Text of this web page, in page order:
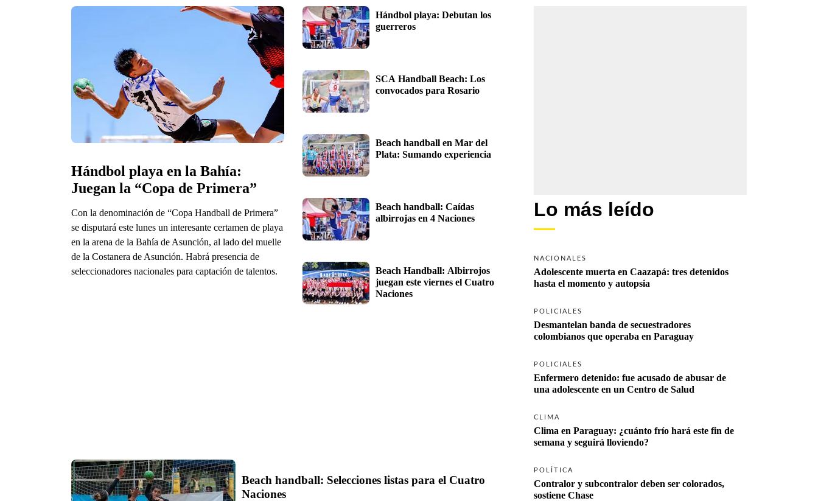
Hándbol playa en la Bahía:
Juegan la “Copa de Primera”
Con la denominación de “Copa Handball de Primera”
se disputará este lunes un interesante certamen de playa
en la arena de la Bahía de Asunción, al lado del muelle
de la Costanera de Asunción. Habrá presencia de
seleccionadores nacionales para captación de talentos.
Hándbol playa: Debutan los
guerreros
SCA Handball Beach: Los
convocados para Rosario
Beach handball en Mar del
Plata: Sumando experiencia
Beach handball: Caídas
albirrojas en 4 Naciones
Beach Handball: Albirrojos
juegan este viernes el Cuatro
Naciones
Beach handball: Selecciones listas para el Cuatro
Naciones
Lo más leído
NACIONALES
Adolescente muerta en Caazapá: tres detenidos
hasta el momento y autopsia
POLICIALES
Desmantelan banda de secuestradores
colombianos que operaba en Paraguay
POLICIALES
Enfermero detenido: fue acusado de abusar de
una adolescente en un Centro de Salud
CLIMA
Clima en Paraguay: ¿cuánto frío hará este fin de
semana y seguirá lloviendo?
POLÍTICA
Contralor y subcontralor deben ser colorados,
sostiene Chase